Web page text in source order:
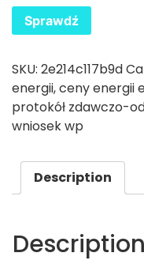
Sprawdź
SKU: 2e214c117b9d
energii,ceny energii
protokół zdawczo-
wniosek wp
Description
Description